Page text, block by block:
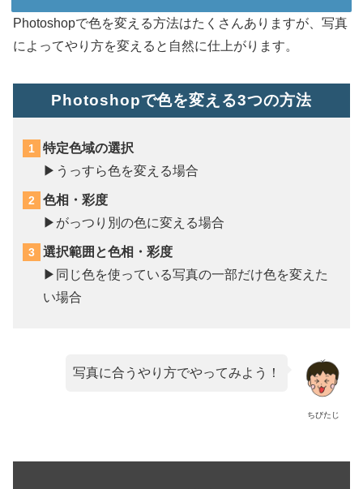
Photoshopで色を変える方法はたくさんありますが、写真
によってやり方を変えると自然に仕上がります。
Photoshopで色を変える3つの方法
特定色域の選択
▶︎うっすら色を変える場合
色相・彩度
▶︎がっつり別の色に変える場合
選択範囲と色相・彩度
▶︎同じ色を使っている写真の一部だけ色を変えた
い場合
ちびたじ
写真に合うやり方でやってみよう！